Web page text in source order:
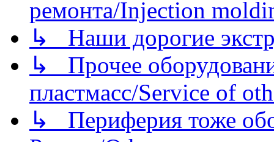
ремонта/Injection
↳ Наши дорогие
↳ Прочее
пластмасс/Service of
↳ Периферия тоже